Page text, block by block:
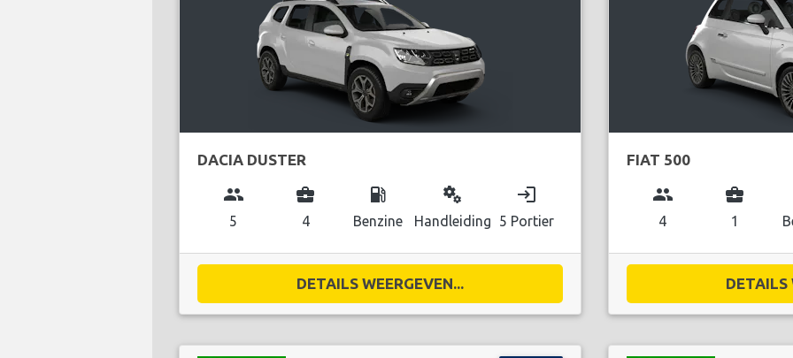
DACIA DUSTER
group
5
business_center
4
local_gas_station
Benzine
miscellaneous_services
Handleiding
login
5 Portier
DETAILS WEERGEVEN...
FIAT 500
group
4
business_center
1
DETAILS